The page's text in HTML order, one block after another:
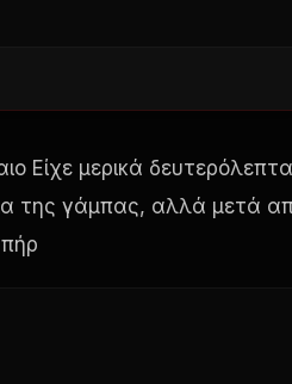
Είχε μερικά δευτερόλεπτα
της γάμπας, αλλά μετά